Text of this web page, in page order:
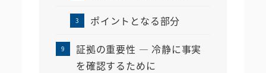
ポイントとなる部分
証拠の重要性 ― 冷静に事実
を確認するために